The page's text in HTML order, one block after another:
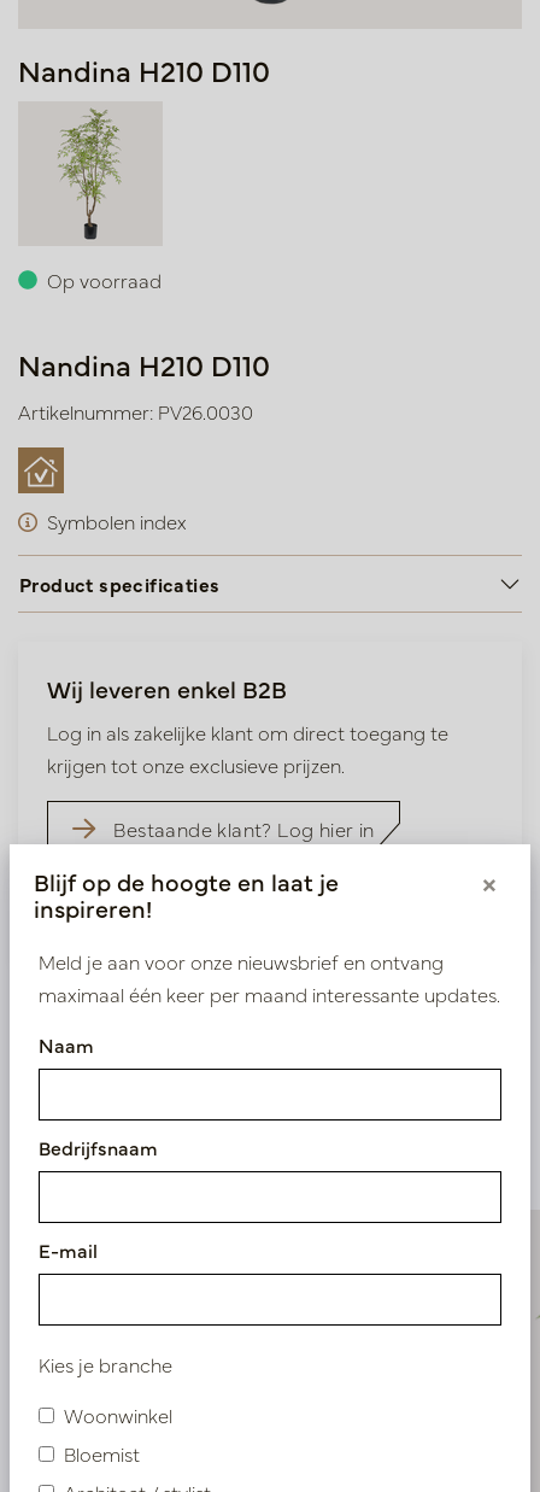
Nandina H210 D110
Op voorraad
Nandina H210 D110
Artikelnummer: PV26.0030
Symbolen index
Product specificaties
Wij leveren enkel B2B
Log in als zakelijke klant om direct toegang te
krijgen tot onze exclusieve prijzen.
Bestaande klant? Log hier in
Nieuw? Registreer hier
producten
Blijf op de hoogte en laat je
inspireren!
×
Meld je aan voor onze nieuwsbrief en ontvang
maximaal één keer per maand interessante updates.
Naam
Bedrijfsnaam
E-mail
Kies je branche
Woonwinkel
Bloemist